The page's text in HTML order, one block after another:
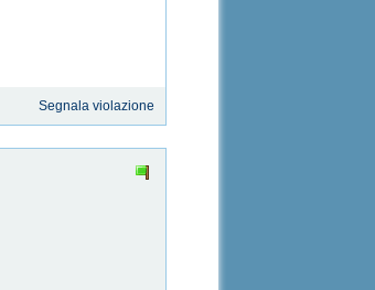
Segnala violazione